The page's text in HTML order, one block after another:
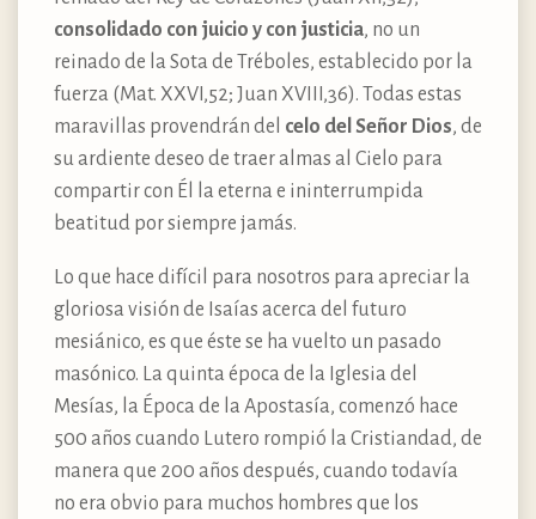
consolidado con juicio y con justicia, no un
reinado de la Sota de Tréboles, establecido por la
fuerza (Mat. XXVI,52; Juan XVIII,36). Todas estas
maravillas provendrán del celo del Señor Dios, de
su ardiente deseo de traer almas al Cielo para
compartir con Él la eterna e ininterrumpida
beatitud por siempre jamás.
Lo que hace difícil para nosotros para apreciar la
gloriosa visión de Isaías acerca del futuro
mesiánico, es que éste se ha vuelto un pasado
masónico. La quinta época de la Iglesia del
Mesías, la Época de la Apostasía, comenzó hace
500 años cuando Lutero rompió la Cristiandad, de
manera que 200 años después, cuando todavía
no era obvio para muchos hombres que los